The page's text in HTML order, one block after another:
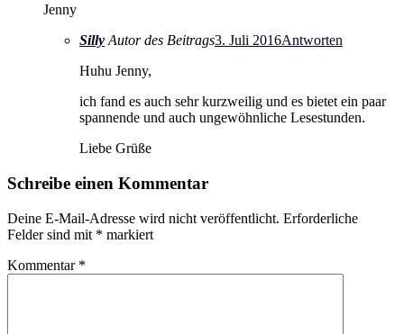
Jenny
Silly Autor des Beitrags3. Juli 2016Antworten
Huhu Jenny,
ich fand es auch sehr kurzweilig und es bietet ein paar
spannende und auch ungewöhnliche Lesestunden.
Liebe Grüße
Schreibe einen Kommentar
Deine E-Mail-Adresse wird nicht veröffentlicht. Erforderliche
Felder sind mit * markiert
Kommentar *